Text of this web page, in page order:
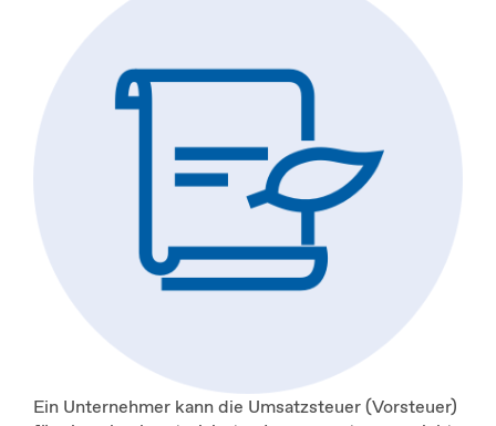
Ein Unternehmer kann die Umsatzsteuer (Vorsteuer)